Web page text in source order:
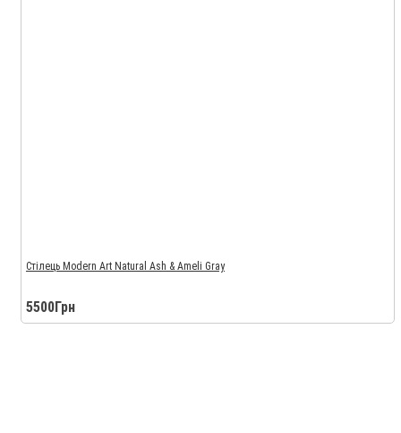
Стілець Modern Art Natural Ash & Ameli Gray
5500Грн